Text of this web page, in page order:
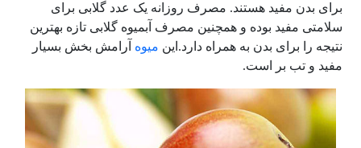
برای بدن مفید هستند. مصرف روزانه یک عدد گلابی برای
سلامتی مفید بوده و همچنین مصرف آبمیوه گلابی تازه بهترین
نتیجه را برای بدن به همراه دارد.این میوه آرامش بخش بسیار
مفید و تب بر است.